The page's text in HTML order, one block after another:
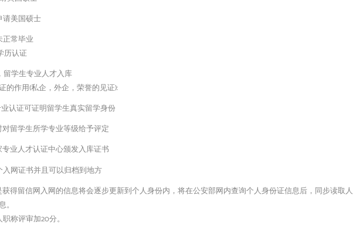
请美国硕士
正常毕业
历认证
留学生专业人才入库
的作用(私企，外企，荣誉的见证):
业认证可证明留学生真实留学身份
对留学生所学专业等级给予评定
专业人才认证中心颁发入库证书
入网证书并且可以归档到地方
获得留信网入网的信息将会逐步更新到个人身份内，将在公安部网内查询个人身份证信息后，同步读取人
职称评审加20分。